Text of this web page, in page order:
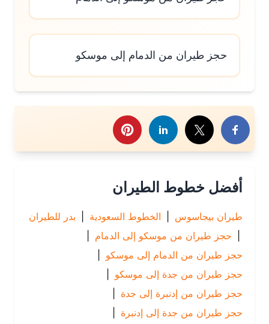
حجز طيران من الدمام إلى موسكو
هذا الموضوع
أفضل خطوط الطيران
طيران بيجاسوس | الخطوط السعودية | بدر للطيران
حجز طيران من موسكو إلى الدمام
|
حجز طيران من الدمام إلى موسكو |
حجز طيران من جدة إلى موسكو |
حجز طيران من إدنبرة إلى جدة
حجز طيران من جدة إلى إدنبرة |